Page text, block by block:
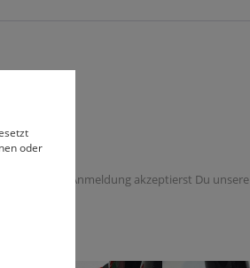
Mit der Anmeldung akzeptierst Du unsere
oder